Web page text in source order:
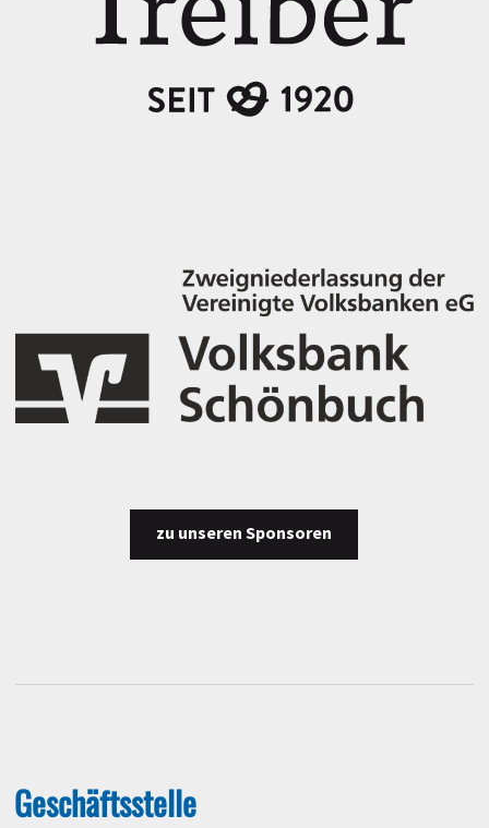
zu unseren Sponsoren
Geschäftsstelle